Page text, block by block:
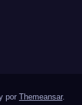
por Themeansar.